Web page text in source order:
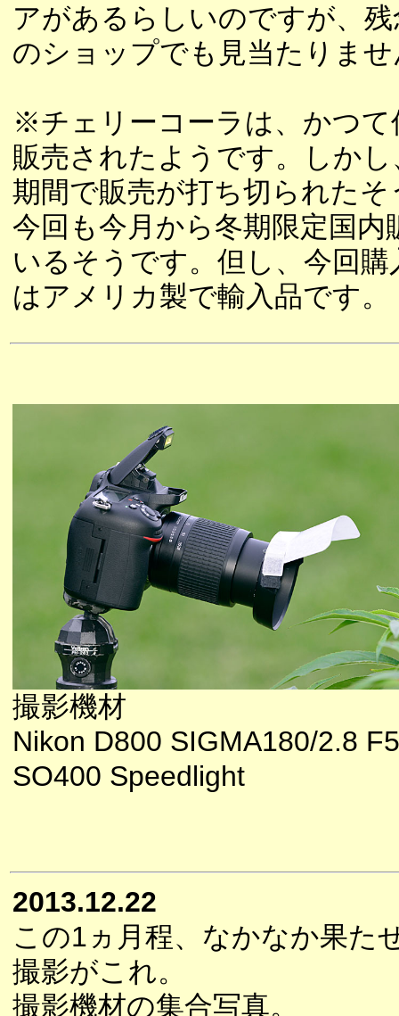
アがあるらしいのですが、
のショップでも見当たりま
※チェリーコーラは、かつて
販売されたようです。しか
期間で販売が打ち切られたそ
今回も今月から冬期限定国内
いるそうです。但し、今回
はアメリカ製で輸入品です。
撮影機材
Nikon D800 SIGMA180/2.8
SO400 Speedlight
2013.12.22
この1ヵ月程、なかなか果た
撮影がこれ。
撮影機材の集合写真。